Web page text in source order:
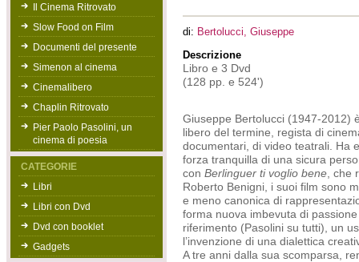
Il Cinema Ritrovato
Slow Food on Film
Documenti del presente
Simenon al cinema
Cinemalibero
Chaplin Ritrovato
Pier Paolo Pasolini, un
cinema di poesia
CATEGORIE
Libri
Libri con Dvd
Dvd con booklet
Gadgets
di: Bertolucci, Giuseppe
Descrizione
Libro e 3 Dvd
(128 pp. e 524')
Giuseppe Bertolucci (1947-2012)
libero del termine, regista di
documentari, di video teatrali. Ha
forza tranquilla di una sicura
con Berlinguer ti voglio bene, che
Roberto Benigni, i suoi film sono
e meno canonica di
forma nuova imbevuta di
riferimento (Pasolini su tutti), un
l’invenzione di una dialettica
A tre anni dalla sua scomparsa,